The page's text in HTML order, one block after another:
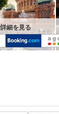
細を見る